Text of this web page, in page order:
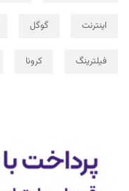
اینترنت گوگل
فیلترینگ کرونا